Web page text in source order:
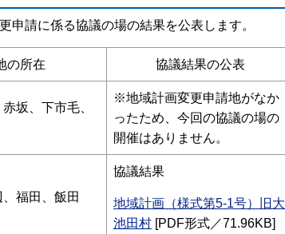
請に係る協議の場の結果を公表します。
の所在 協議結果の公表
坂、下市毛、
※地域計画変更申請地がなか
ったため、今回の協議の場の
開催はありません。
福田、飯田
協議結果
地域計画（様式第5-1号）旧大
池田村 [PDF形式／71.96KB]